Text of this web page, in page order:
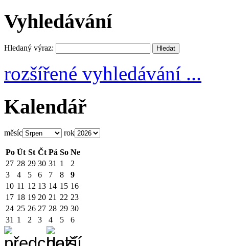
Vyhledávání
Hledaný výraz:
rozšířené vyhledávání ...
Kalendář
měsíc rok
Po Út St Čt Pá So Ne
27 28 29 30 31 1
2
3
4 5 6 7 8
9
10 11 12 13 14 15 16
17 18 19 20 21 22 23
24 25 26 27 28 29 30
31 1 2 3 4 5 6